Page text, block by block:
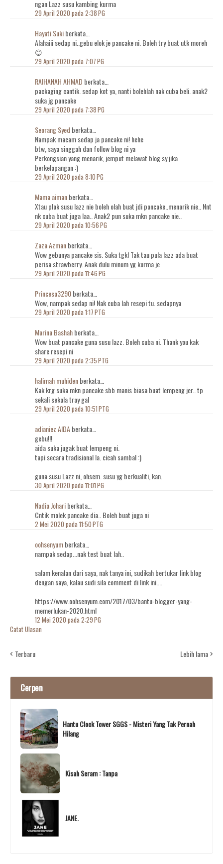
ngan Lazz susu kambing kurma
29 April 2020 pada 2:38 PG
Hayati Sukiberkata…
Alahaiii sedap ni..gebu elok je pancake ni. Boleh try buat utk moreh
😊
29 April 2020 pada 7:07 PG
RAIHANAH AHMAD berkata…
packaging cantik. sedap kot ya, nanti bolehlah nak cuba beli. anak2
suka jg pancake
29 April 2020 pada 7:38 PG
Seorang Syed berkata…
Nampak macam sedap ja pancake ni! hehe
btw, saya singgah dan follow blog ni ya
Perkongsian yang menarik, jemput melawat blog sy jika
berkelapangan :)
29 April 2020 pada 8:10 PG
Mama aimanberkata…
Xtau plak susu lazz nie boleh olah buat jdi pancake..menarik nie.. Nnt
nk cuba buat juga laa.. Anak2 pun suka mkn pancake nie..
29 April 2020 pada 10:56 PG
Zaza Azmanberkata…
Wow gebunya pancake sis. Suka tgk! Tak tau pula lazz ada buat
perisa strawberry. Anak dulu minum yg kurma je
29 April 2020 pada 11:46 PG
Princesa3290berkata…
Wow, nampak sedap ni! Nak cuba lah resepi tu. sedapnya
29 April 2020 pada 1:17 PTG
Marina Bashahberkata…
Wow buat pancake guna susu lazz. Boleh cuba ni. Thank you kak
share resepi ni
29 April 2020 pada 2:35 PTG
halimah muhidenberkata…
Kak krg suka mkn pancake sbb manis biasa buat lempeng jer.. tp
sekali sekala tray gal
29 April 2020 pada 10:51 PTG
adianiez AIDAberkata…
gebu!!!
aida suka jugak buat lempeng ni.
tapi secara tradisional la. cicah sambal :)
guna susu Lazz ni, ohsem. susu yg berkualiti, kan.
30 April 2020 pada 11:01 PG
Nadia Johariberkata…
Cntik molek pancake dia.. Boleh buat juga ni
2 Mei 2020 pada 11:50 PTG
oohsenyumberkata…
nampak sedap...nak test buat lah..
salam kenalan dari saya, nak tanya ini, sudikah bertukar link blog
dengan saya, kalau sudi sila comment di link ini....
https://www.oohsenyum.com/2017/03/bantu-blogger-yang-
memerlukan-2020.html
12 Mei 2020 pada 2:29 PG
Catat Ulasan
Terbaru Lebih lama
Cerpen
Hantu Clock Tower SGGS - Misteri Yang Tak Pernah
Hilang
Kisah Seram : Tanpa
JANE.